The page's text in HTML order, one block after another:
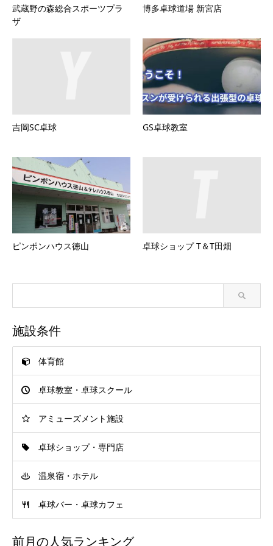
武蔵野の森総合スポーツプラ
ザ
博多卓球道場 新宮店
吉岡SC卓球 GS卓球教室
ピンポンハウス徳山 卓球ショップ T＆T田畑
施設条件
体育館
卓球教室・卓球スクール
アミューズメント施設
卓球ショップ・専門店
温泉宿・ホテル
卓球バー・卓球カフェ
前月の人気ランキング